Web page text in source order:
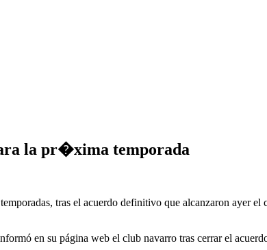
la pr�xima temporada
tras el acuerdo definitivo que alcanzaron ayer
en su página web el club navarro tras cerrar el